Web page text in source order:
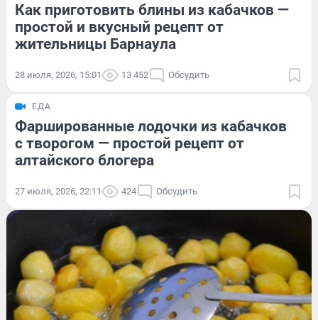
Как приготовить блины из кабачков —
простой и вкусный рецепт от
жительницы Барнаула
28 июля, 2026, 15:01 13 452 Обсудить
ЕДА
Фаршированные лодочки из кабачков
с творогом — простой рецепт от
алтайского блогера
27 июля, 2026, 22:11 424 Обсудить